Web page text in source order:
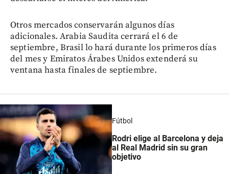
Otros mercados conservarán algunos días
adicionales. Arabia Saudita cerrará el 6 de
septiembre, Brasil lo hará durante los primeros días
del mes y Emiratos Árabes Unidos extenderá su
ventana hasta finales de septiembre.
Fútbol
Rodri elige al Barcelona y deja
al Real Madrid sin su gran
objetivo